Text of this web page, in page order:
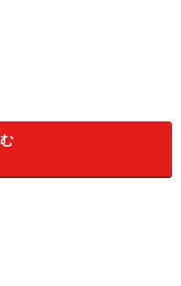
ノエル(18cmブッ